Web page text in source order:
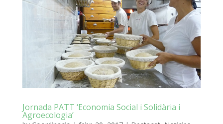
Jornada PATT ‘Economia Social i Solidària i
Agroecologia’